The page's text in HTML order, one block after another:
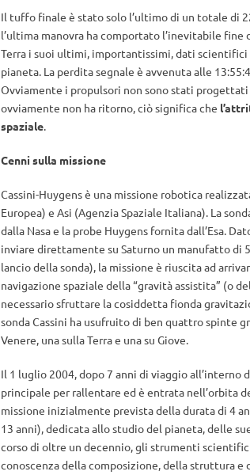
Il tuffo finale è stato solo l’ultimo di un totale di
l’ultima manovra ha comportato l’inevitabile fine
Terra i suoi ultimi, importantissimi, dati scientifici
pianeta. La perdita segnale è avvenuta alle
Ovviamente i propulsori non sono stati
ovviamente non ha ritorno, ciò significa che
spaziale.
Cenni sulla missione
Cassini-Huygens è una missione robotica
Europea) e Asi (Agenzia Spaziale Italiana). La
dalla Nasa e la probe Huygens fornita dall’Esa.
inviare direttamente su Saturno un manufatto di
lancio della sonda), la missione è riuscita ad
navigazione spaziale della “gravità assistita” (o del
necessario sfruttare la cosiddetta fionda
sonda Cassini ha usufruito di ben quattro spinte
Venere, una sulla Terra e una su Giove.
Il 1 luglio 2004, dopo 7 anni di viaggio all’interno
principale per rallentare ed è entrata nell’orbita
missione inizialmente prevista della durata di 4
13 anni), dedicata allo studio del pianeta, delle
corso di oltre un decennio, gli strumenti
conoscenza della composizione, della struttura